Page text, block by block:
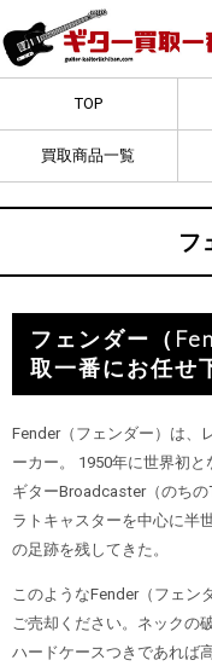
TOP
買取商品一覧
フ
フェンダー（
取一番にお任せ
Fender（フェンダー）は、
ーカー。 1950年に世界初
ギターBroadcaster（のち
ラトキャスターを中心に半
の足跡を残してきた。
このようなFender（フェン
ご売却ください。ネックの
ハードケースつきであれば